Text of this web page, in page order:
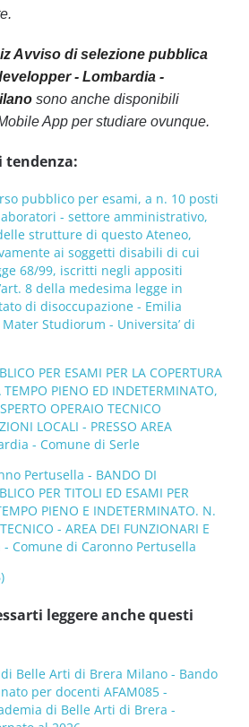
Avviso di selezione pubblica
- Lombardia -
sono anche disponibili
App per studiare ovunque.
tendenza:
pubblico per esami, a n. 10 posti
- settore amministrativo,
strutture di questo Ateneo,
ai soggetti disabili di cui
68/99, iscritti negli appositi
8 della medesima legge in
di disoccupazione - Emilia
Studiorum - Universita’ di
PER ESAMI PER LA COPERTURA
PIENO ED INDETERMINATO,
OPERAIO TECNICO
LOCALI - PRESSO AREA
- Comune di Serle
Pertusella - BANDO DI
PER TITOLI ED ESAMI PER
PIENO E INDETERMINATO. N.
- AREA DEI FUNZIONARI E
- Comune di Caronno Pertusella
leggere anche questi
Belle Arti di Brera Milano - Bando
per docenti AFAM085 -
di Belle Arti di Brera -